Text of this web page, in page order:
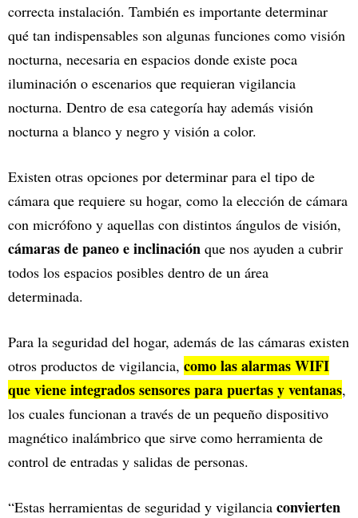
correcta instalación. También es importante determinar
qué tan indispensables son algunas funciones como visión
nocturna, necesaria en espacios donde existe poca
iluminación o escenarios que requieran vigilancia
nocturna. Dentro de esa categoría hay además visión
nocturna a blanco y negro y visión a color.
Existen otras opciones por determinar para el tipo de
cámara que requiere su hogar, como la elección de cámara
con micrófono y aquellas con distintos ángulos de visión,
cámaras de paneo e inclinación que nos ayuden a cubrir
todos los espacios posibles dentro de un área
determinada.
Para la seguridad del hogar, además de las cámaras existen
otros productos de vigilancia, como las alarmas WIFI
que viene integrados sensores para puertas y ventanas,
los cuales funcionan a través de un pequeño dispositivo
magnético inalámbrico que sirve como herramienta de
control de entradas y salidas de personas.
“Estas herramientas de seguridad y vigilancia convierten